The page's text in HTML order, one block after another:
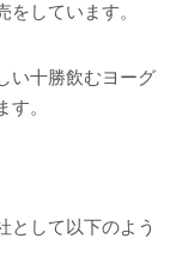
しています。
い十勝飲むヨーグ
。
として以下のよう